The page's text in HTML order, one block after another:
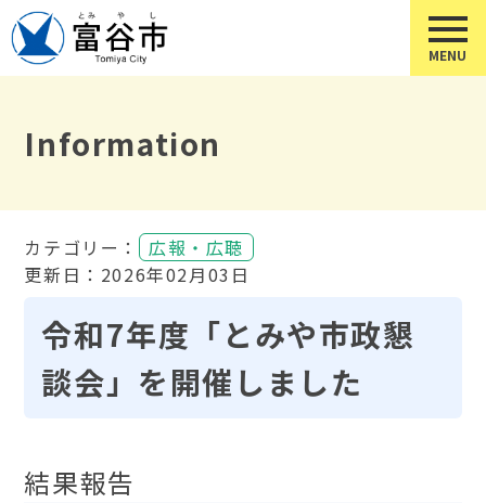
Information
カテゴリー：
広報・広聴
更新日：2026年02月03日
令和7年度「とみや市政懇
談会」を開催しました
結果報告